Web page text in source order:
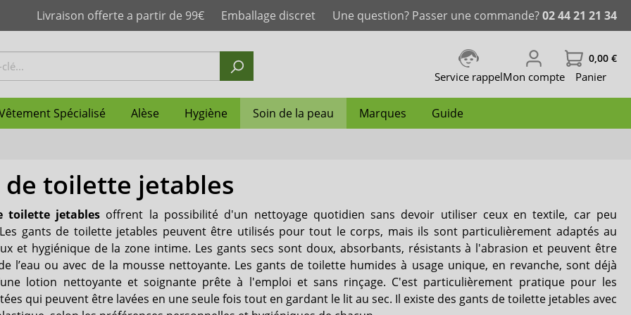
Livraison offerte a partir de 99€ Emballage discret Une question? Passer une commande?02 44 21 21 34
Service rappelMon compte
0,00 €
Panier
Spécialisé Alèse Hygiène Soin de la peau Marques Guide
Change ceinture
adulte Culotte absorbante Incontinence fécale
Slip de maintien
femme
Couches droites pour rétablissement
post-partum
homme Slip incontinence homme
enfant Couche-culotte
plastique Maillot de bain d'incontinence
Protège matelas
Neutralisateur d'odeurs
Boissons nutritives hypercaloriques
& hyperprotéinées
la peau Protection de la peau
jetables Shampoing Mousse nettoyante
Abena
Janibell Lille
suprima Dailee
Ultrana Comfort & Care
de toilette jetables
toilette jetables offrent la possibilité d'un nettoyage quotidien sans devoir utiliser ceux en textile, car peu
gants de toilette jetables peuvent être utilisés pour tout le corps, mais ils sont particulièrement adaptés au
et hygiénique de la zone intime. Les gants secs sont doux, absorbants, résistants à l'abrasion et peuvent être
l’eau ou avec de la mousse nettoyante. Les gants de toilette humides à usage unique, en revanche, sont déjà
lotion nettoyante et soignante prête à l'emploi et sans rinçage. C'est particulièrement pratique pour les
qui peuvent être lavées en une seule fois tout en gardant le lit au sec. Il existe des gants de toilette jetables avec